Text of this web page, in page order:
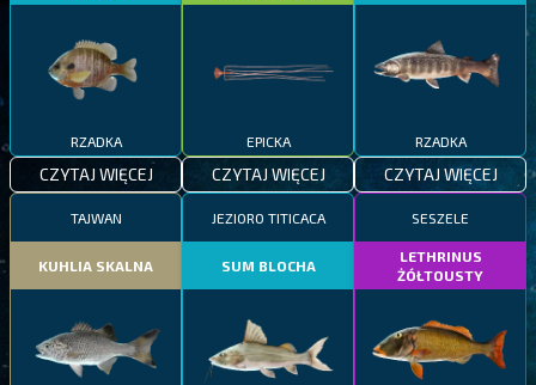
RZADKA
CZYTAJ WIĘCEJ
EPICKA
CZYTAJ WIĘCEJ
RZADKA
CZYTAJ WIĘCEJ
TAJWAN
KUHLIA SKALNA
JEZIORO TITICACA
SUM BLOCHA
SESZELE
LETHRINUS
ŻÓŁTOUSTY